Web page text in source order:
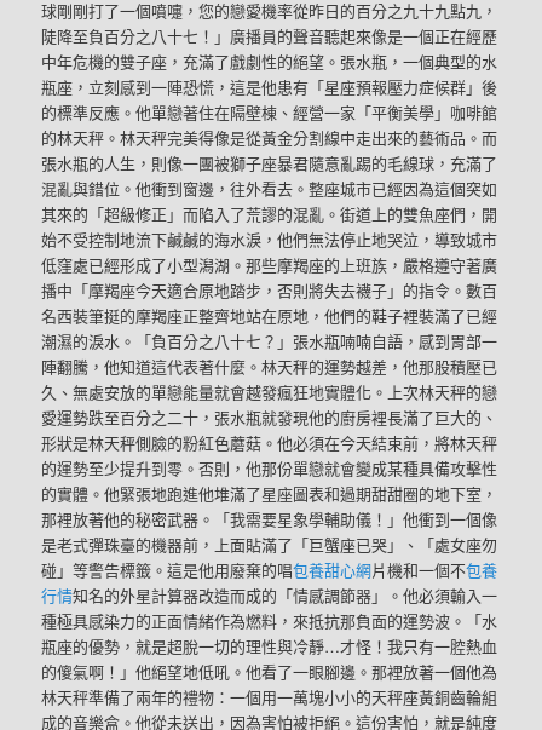
球剛剛打了一個噴嚏，您的戀愛機率從昨日的百分之九十九點九，
陡降至負百分之八十七！」廣播員的聲音聽起來像是一個正在經歷
中年危機的雙子座，充滿了戲劇性的絕望。張水瓶，一個典型的水
瓶座，立刻感到一陣恐慌，這是他患有「星座預報壓力症候群」後
的標準反應。他單戀著住在隔壁棟、經營一家「平衡美學」咖啡館
的林天秤。林天秤完美得像是從黃金分割線中走出來的藝術品。而
張水瓶的人生，則像一團被獅子座暴君隨意亂踢的毛線球，充滿了
混亂與錯位。他衝到窗邊，往外看去。整座城市已經因為這個突如
其來的「超級修正」而陷入了荒謬的混亂。街道上的雙魚座們，開
始不受控制地流下鹹鹹的海水淚，他們無法停止地哭泣，導致城市
低窪處已經形成了小型潟湖。那些摩羯座的上班族，嚴格遵守著廣
播中「摩羯座今天適合原地踏步，否則將失去襪子」的指令。數百
名西裝筆挺的摩羯座正整齊地站在原地，他們的鞋子裡裝滿了已經
潮濕的淚水。「負百分之八十七？」張水瓶喃喃自語，感到胃部一
陣翻騰，他知道這代表著什麼。林天秤的運勢越差，他那股積壓已
久、無處安放的單戀能量就會越發瘋狂地實體化。上次林天秤的戀
愛運勢跌至百分之二十，張水瓶就發現他的廚房裡長滿了巨大的、
形狀是林天秤側臉的粉紅色蘑菇。他必須在今天結束前，將林天秤
的運勢至少提升到零。否則，他那份單戀就會變成某種具備攻擊性
的實體。他緊張地跑進他堆滿了星座圖表和過期甜甜圈的地下室，
那裡放著他的秘密武器。「我需要星象學輔助儀！」他衝到一個像
是老式彈珠臺的機器前，上面貼滿了「巨蟹座已哭」、「處女座勿
碰」等警告標籤。這是他用廢棄的唱包養甜心網片機和一個不包養
行情知名的外星計算器改造而成的「情感調節器」。他必須輸入一
種極具感染力的正面情緒作為燃料，來抵抗那負面的運勢波。「水
瓶座的優勢，就是超脫一切的理性與冷靜…才怪！我只有一腔熱血
的傻氣啊！」他絕望地低吼。他看了一眼腳邊。那裡放著一個他為
林天秤準備了兩年的禮物：一個用一萬塊小小的天秤座黃銅齒輪組
成的音樂盒。他從未送出，因為害怕被拒絕。這份害怕，就是純度